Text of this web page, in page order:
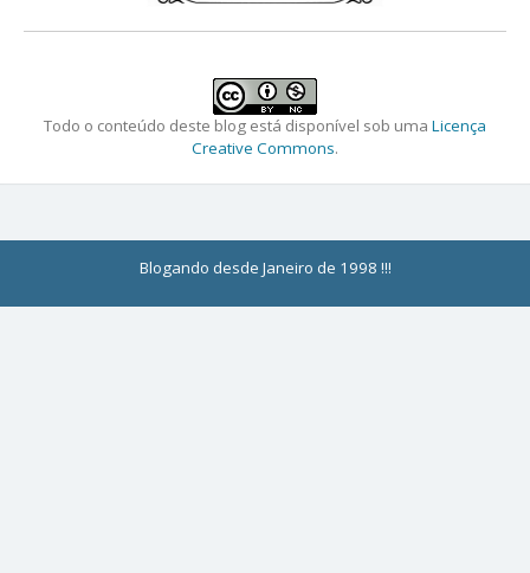
Todo o conteúdo deste blog está disponível sob uma Licença
Creative Commons.
Blogando desde Janeiro de 1998 !!!